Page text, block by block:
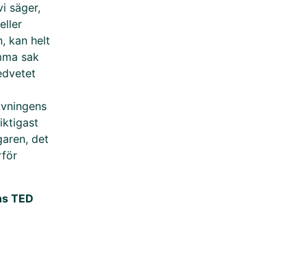
säger,
kan helt
sak
det
TED